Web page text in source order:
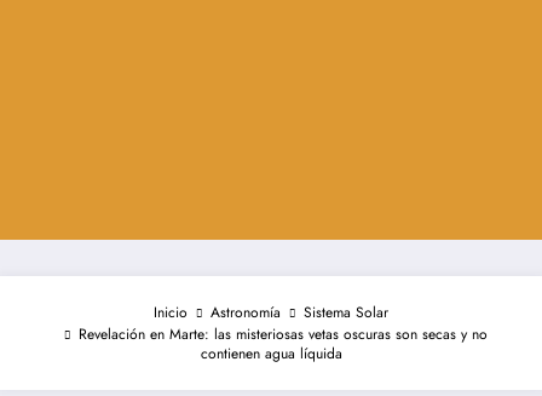
Inicio Astronomía
Sistema Solar
Revelación en Marte: las misteriosas vetas oscuras son secas y no
contienen agua líquida